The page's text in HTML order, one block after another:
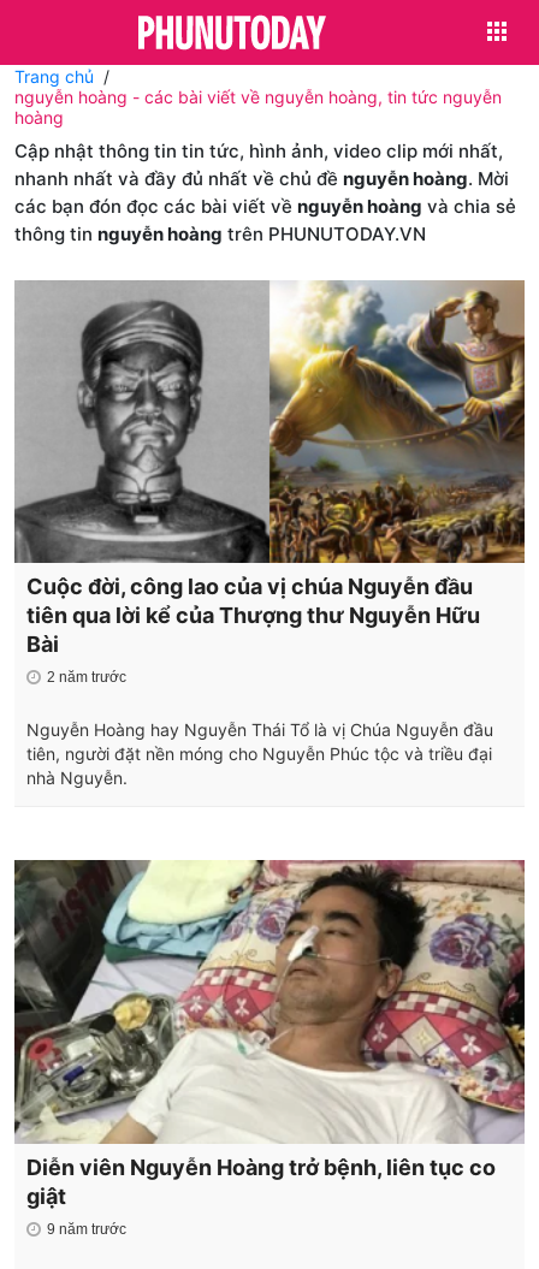
Trang chủ
nguyễn hoàng - các bài viết về nguyễn hoàng, tin tức nguyễn
hoàng
Cập nhật thông tin tin tức, hình ảnh, video clip mới nhất,
nhanh nhất và đầy đủ nhất về chủ đề nguyễn hoàng. Mời
các bạn đón đọc các bài viết về nguyễn hoàng và chia sẻ
thông tin nguyễn hoàng trên PHUNUTODAY.VN
Cuộc đời, công lao của vị chúa Nguyễn đầu
tiên qua lời kể của Thượng thư Nguyễn Hữu
Bài
2 năm trước
Nguyễn Hoàng hay Nguyễn Thái Tổ là vị Chúa Nguyễn đầu
tiên, người đặt nền móng cho Nguyễn Phúc tộc và triều đại
nhà Nguyễn.
Diễn viên Nguyễn Hoàng trở bệnh, liên tục co
giật
9 năm trước